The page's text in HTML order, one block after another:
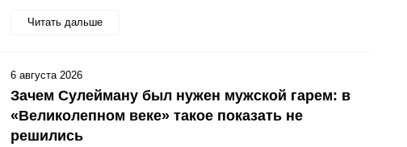
Читать дальше
Зачем Сулейману был нужен мужской гарем: в
«Великолепном веке» такое показать не
решились
6 августа 2026